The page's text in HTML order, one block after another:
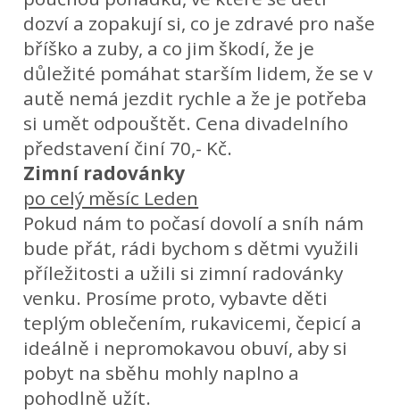
dozví a zopakují si, co je zdravé pro naše
bříško a zuby, a co jim škodí, že je
důležité pomáhat starším lidem, že se v
autě nemá jezdit rychle a že je potřeba
si umět odpouštět. Cena divadelního
představení činí 70,- Kč.
Zimní radovánky
po celý měsíc Leden
Pokud nám to počasí dovolí a sníh nám
bude přát, rádi bychom s dětmi využili
příležitosti a užili si zimní radovánky
venku. Prosíme proto, vybavte děti
teplým oblečením, rukavicemi, čepicí a
ideálně i nepromokavou obuví, aby si
pobyt na sběhu mohly naplno a
pohodlně užít.